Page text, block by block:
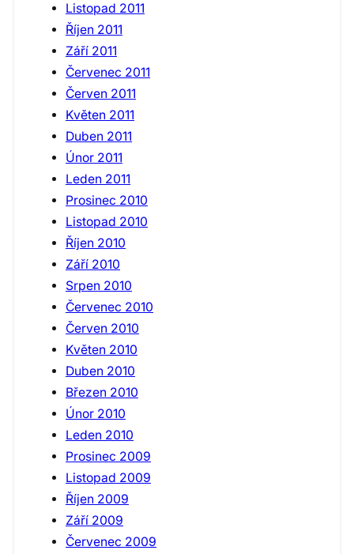
Listopad 2011
Říjen 2011
Září 2011
Červenec 2011
Červen 2011
Květen 2011
Duben 2011
Únor 2011
Leden 2011
Prosinec 2010
Listopad 2010
Říjen 2010
Září 2010
Srpen 2010
Červenec 2010
Červen 2010
Květen 2010
Duben 2010
Březen 2010
Únor 2010
Leden 2010
Prosinec 2009
Listopad 2009
Říjen 2009
Září 2009
Červenec 2009